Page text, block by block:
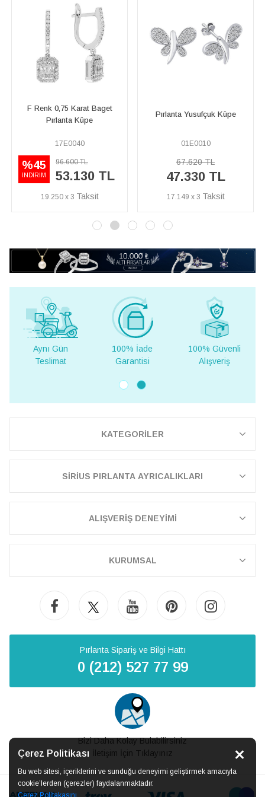
Çerez Politikası
Bu web sitesi, içeriklerini ve sunduğu deneyimi geliştirmek amacıyla
cookie’lerden (çerezler) faydalanmaktadır.
Çerez Politakasını
TL
Pırlanta Yusufçuk Küpe
47.330 TL
17.149 x 3
Küpe
30.430 TL
11.026 x 3
Aynı Gün
Teslimat
100% İade
Garantisi
100% Güvenli
Alışveriş
KATEGORİLER
SİRİUS PIRLANTA AYRICALIKLARI
ALIŞVERİŞ DENEYİMİ
KURUMSAL
Pırlanta Sipariş ve Bilgi Hattı
0 (212) 527 77 99
Bizi Daha Kolay Bulabilirsiniz
İletişim İçin Tıklayınız